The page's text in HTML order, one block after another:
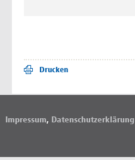
Drucken
Impressum, Datenschutzerklärung